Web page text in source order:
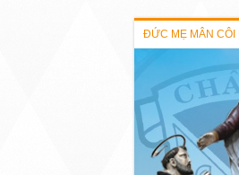
ĐỨC MẸ MÂN CÔI |